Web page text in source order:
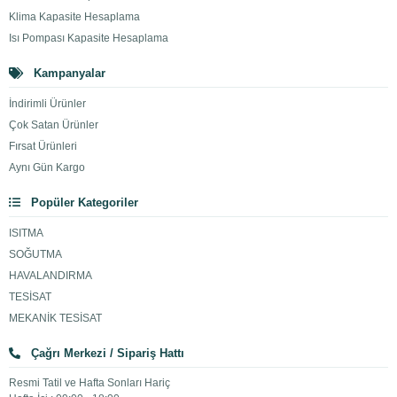
Klima Kapasite Hesaplama
Isı Pompası Kapasite Hesaplama
Kampanyalar
İndirimli Ürünler
Çok Satan Ürünler
Fırsat Ürünleri
Aynı Gün Kargo
Popüler Kategoriler
ISITMA
SOĞUTMA
HAVALANDIRMA
TESİSAT
MEKANİK TESİSAT
Çağrı Merkezi / Sipariş Hattı
Resmi Tatil ve Hafta Sonları Hariç